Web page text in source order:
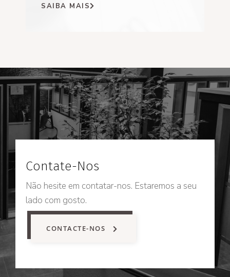
SAIBA MAIS
Contate-Nos
Não hesite em contatar-nos. Estaremos a seu
lado com gosto.
CONTACTE-NOS